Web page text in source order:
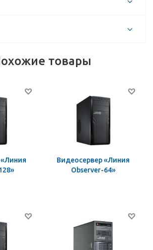
товары
Видеосервер «Линия
Observer-64»